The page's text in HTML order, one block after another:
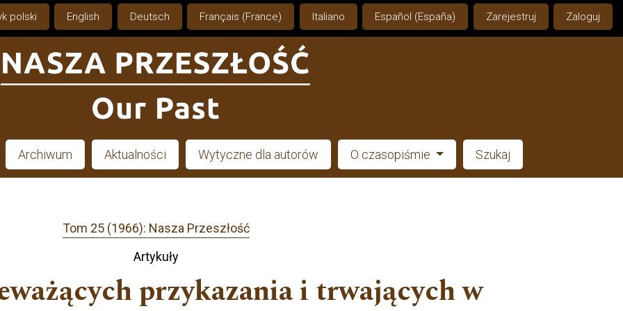
polski English Deutsch Français (France) Italiano Español (España) Zarejestruj Zaloguj
Archiwum Aktualności Wytyczne dla autorów O czasopiśmie Szukaj
Tom 25 (1966): Nasza Przeszłość
Artykuły
przykazania i trwających w